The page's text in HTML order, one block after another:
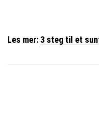
Les mer: 3 steg til et